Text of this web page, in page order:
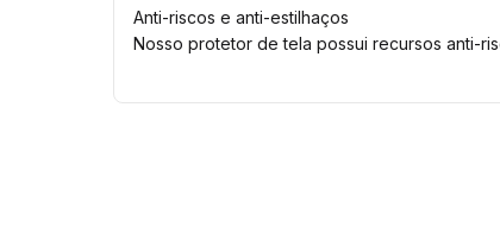
Anti-riscos e anti-estilhaços
Nosso protetor de tela possui recursos anti-